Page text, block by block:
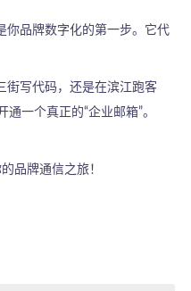
你品牌数字化的第一步。它代
街写代码，还是在滨江跑客
一个真正的“企业邮箱”。
品牌通信之旅！